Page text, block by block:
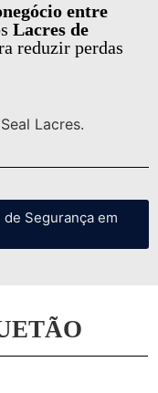
entre
Lacres de
reduzir perdas
Segurança em